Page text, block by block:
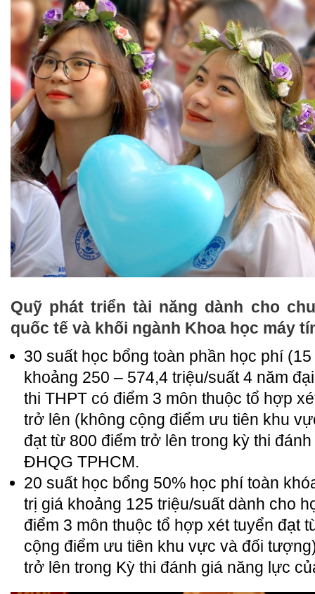
Quỹ phát triển tài năng dành cho
quốc tế và khối ngành Khoa học máy
30 suất học bổng toàn phần học phí
khoảng 250 – 574,4 triệu/suất 4 năm
thi THPT có điểm 3 môn thuộc tổ hợp
trở lên (không cộng điểm ưu tiên khu
đạt từ 800 điểm trở lên trong kỳ thi
ĐHQG TPHCM.
20 suất học bổng 50% học phí toàn
trị giá khoảng 125 triệu/suất dành cho
điểm 3 môn thuộc tổ hợp xét tuyển đạt
cộng điểm ưu tiên khu vực và đối
trở lên trong Kỳ thi đánh giá năng lực